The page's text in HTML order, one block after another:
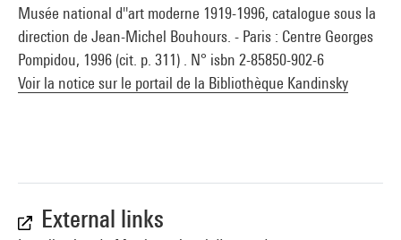
Musée national d''art moderne 1919-1996, catalogue sous la
direction de Jean-Michel Bouhours. - Paris : Centre Georges
Pompidou, 1996 (cit. p. 311) . N° isbn 2-85850-902-6
Voir la notice sur le portail de la Bibliothèque Kandinsky
External links